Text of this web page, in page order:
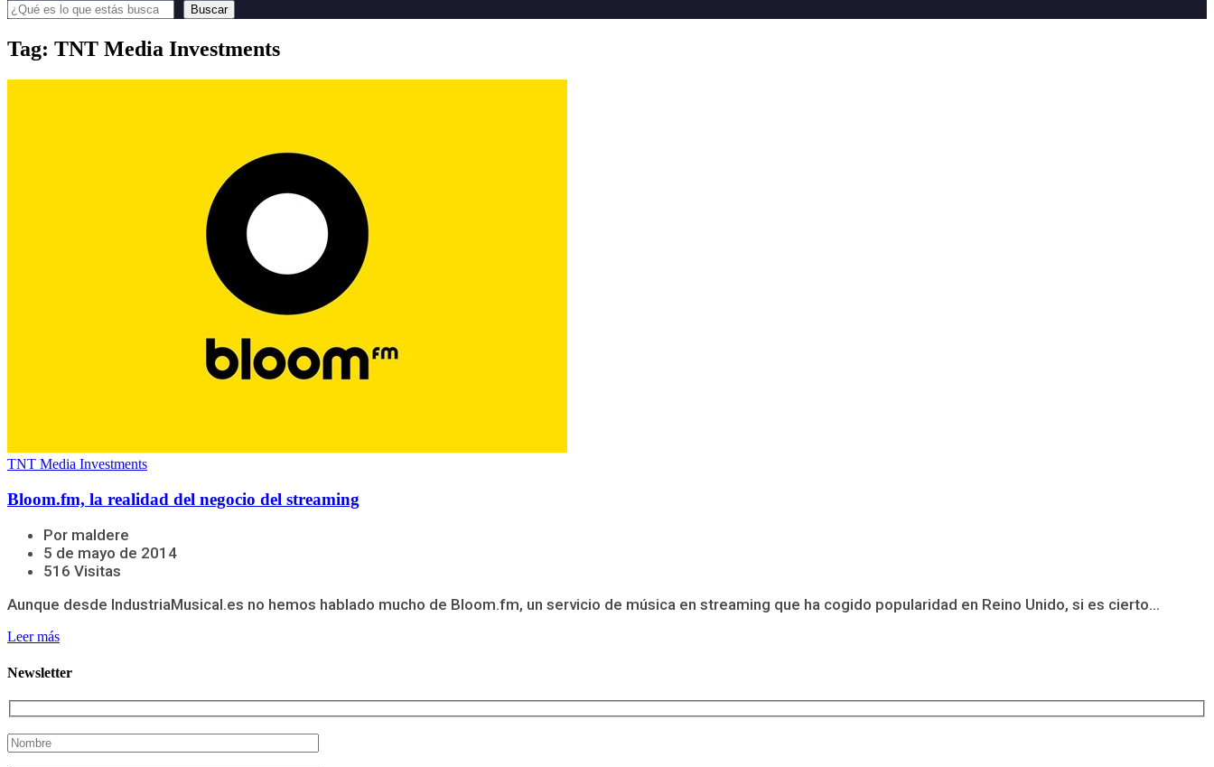
Buscar
Tag: TNT Media Investments
TNT Media Investments
Bloom.fm, la realidad del negocio del streaming
Por maldere
5 de mayo de 2014
516 Visitas
Aunque desde IndustriaMusical.es no hemos hablado mucho de Bloom.fm, un servicio de música en streaming que ha cogido popularidad en Reino Unido, si es cierto...
Leer más
Newsletter